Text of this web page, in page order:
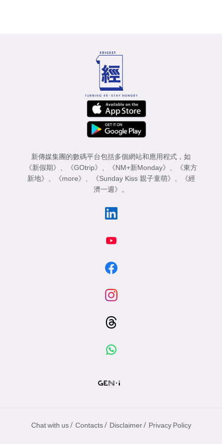
新傳媒集團的數碼平台包括多個網站和應用程式，如
《新假期》
《GOtrip》 《NM+新Monday》
《東方
新地》
《more》 《Sunday Kiss 親子童萌》
《經
濟一週》
。
Chat with us / Contacts / Disclaimer / Privacy Policy